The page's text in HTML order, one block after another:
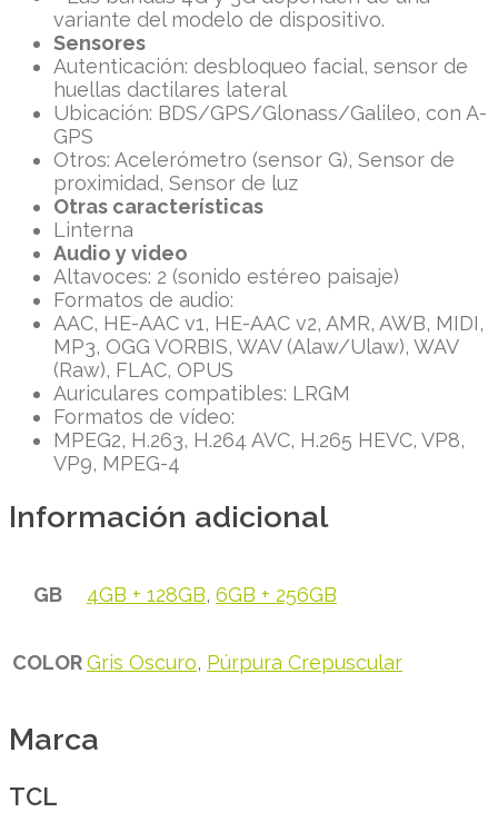
variante del modelo de dispositivo.
Sensores
Autenticación: desbloqueo facial, sensor de
huellas dactilares lateral
Ubicación: BDS/GPS/Glonass/Galileo, con A-
GPS
Otros: Acelerómetro (sensor G), Sensor de
proximidad, Sensor de luz
Otras características
Linterna
Audio y video
Altavoces: 2 (sonido estéreo paisaje)
Formatos de audio:
AAC, HE-AAC v1, HE-AAC v2, AMR, AWB, MIDI,
MP3, OGG VORBIS, WAV (Alaw/Ulaw), WAV
(Raw), FLAC, OPUS
Auriculares compatibles: LRGM
Formatos de vídeo:
MPEG2, H.263, H.264 AVC, H.265 HEVC, VP8,
VP9, ​​MPEG-4
Información adicional
GB 4GB + 128GB, 6GB + 256GB
COLORGris Oscuro, Púrpura Crepuscular
Marca
TCL